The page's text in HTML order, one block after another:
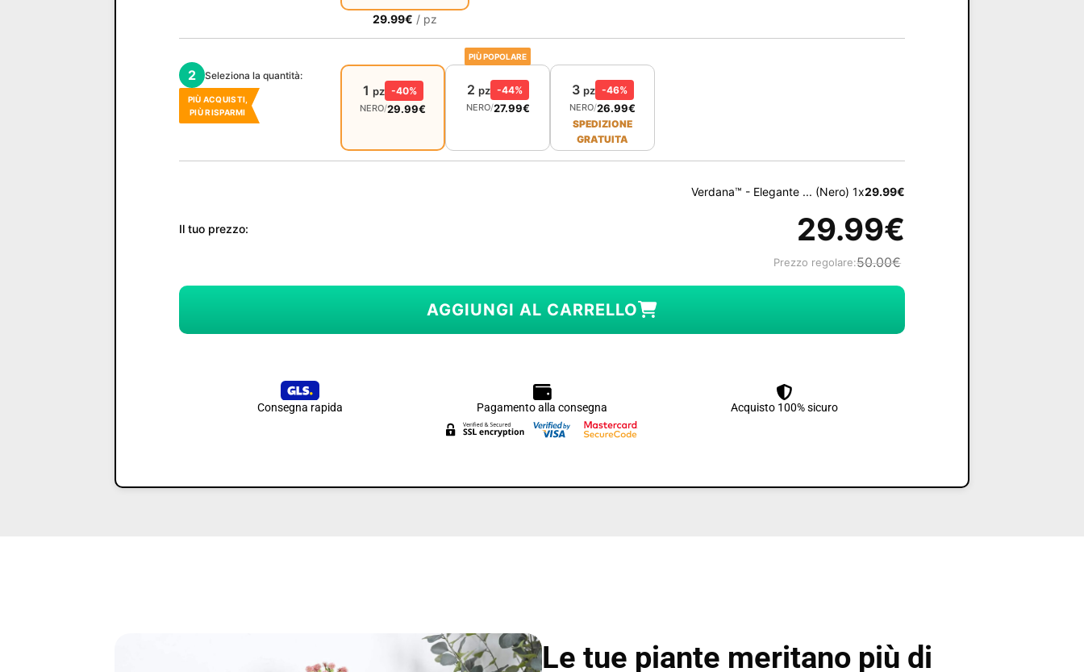
29.99€ / pz
2 Seleziona la quantità:
PIÙ ACQUISTI,
PIÙ RISPARMI
1 pz -40%
NERO/29.99€
PIÙ POPOLARE
2 pz -44%
NERO/27.99€
3 pz -46%
NERO/26.99€
SPEDIZIONE
GRATUITA
Verdana™ - Elegante ... (Nero) 1x29.99€
Il tuo prezzo: 29.99€
Prezzo regolare:50.00€
AGGIUNGI AL CARRELLO
Consegna rapida Pagamento alla consegna Acquisto 100% sicuro
Le tue piante meritano più di